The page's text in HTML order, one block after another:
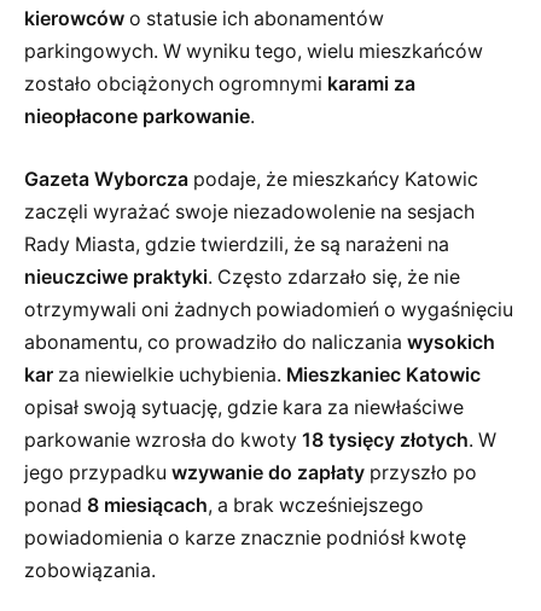
kierowców o statusie ich abonamentów
parkingowych. W wyniku tego, wielu mieszkańców
zostało obciążonych ogromnymi karami za
nieopłacone parkowanie.
Gazeta Wyborcza podaje, że mieszkańcy Katowic
zaczęli wyrażać swoje niezadowolenie na sesjach
Rady Miasta, gdzie twierdzili, że są narażeni na
nieuczciwe praktyki. Często zdarzało się, że nie
otrzymywali oni żadnych powiadomień o wygaśnięciu
abonamentu, co prowadziło do naliczania wysokich
kar za niewielkie uchybienia. Mieszkaniec Katowic
opisał swoją sytuację, gdzie kara za niewłaściwe
parkowanie wzrosła do kwoty 18 tysięcy złotych. W
jego przypadku wzywanie do zapłaty przyszło po
ponad 8 miesiącach, a brak wcześniejszego
powiadomienia o karze znacznie podniósł kwotę
zobowiązania.